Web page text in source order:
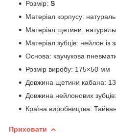
Розмір: S
Матеріал корпусу:
Матеріал щетини:
Матеріал зубців: нейлон із
Основа: каучукова
Розмір виробу: 175×50 мм
Довжина щетини кабана:
Довжина нейлонових
Країна виробництва:
Приховати